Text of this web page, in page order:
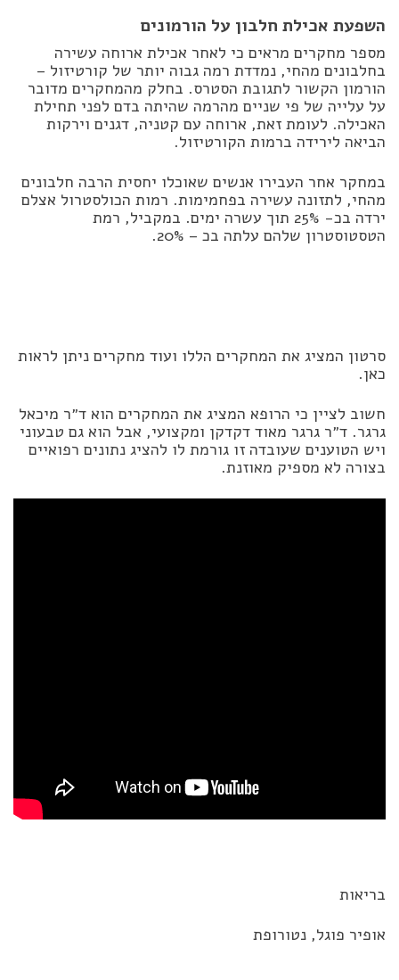
השפעת אכילת חלבון על הורמונים
מספר מחקרים מראים כי לאחר אכילת ארוחה עשירה
בחלבונים מהחי, נמדדת רמה גבוה יותר של קורטיזול –
הורמון הקשור לתגובת הסטרס. בחלק מהמחקרים מדובר
על עלייה של פי שניים מהרמה שהיתה בדם לפני תחילת
האכילה. לעומת זאת, ארוחה עם קטניה, דגנים וירקות
הביאה לירידה ברמות הקורטיזול.
במחקר אחר העבירו אנשים שאוכלו יחסית הרבה חלבונים
מהחי, לתזונה עשירה בפחמימות. רמות הכולסטרול אצלם
ירדה בכ- 25% תוך עשרה ימים. במקביל, רמת
הטסטוסטרון שלהם עלתה בכ – 20%.
סרטון המציג את המחקרים הללו ועוד מחקרים ניתן לראות
כאן.
חשוב לציין כי הרופא המציג את המחקרים הוא ד״ר מיכאל
גרגר. ד״ר גרגר מאוד דקדקן ומקצועי, אבל הוא גם טבעוני
ויש הטוענים שעובדה זו גורמת לו להציג נתונים רפואיים
בצורה לא מספיק מאוזנת.
בריאות
אופיר פוגל, נטורופת